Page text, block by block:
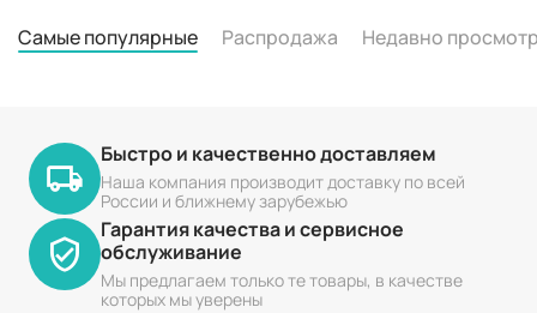
Самые популярные Распродажа Недавно
Быстро и качественно доставляем
Наша компания производит доставку по всей
России и ближнему зарубежью
Гарантия качества и сервисное
обслуживание
Мы предлагаем только те товары, в качестве
которых мы уверены